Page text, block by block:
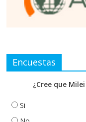
Encuestas
¿Cree que
Si